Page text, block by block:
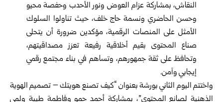
النقاش، بمشاركة عزام العوض ونور الأحدب وحفصة محيو
وحسن الحاضري ونسمة حاج خلف، حيث تناولوا السلوك
الأمثل على المنصات الرقمية، مؤكدين ضرورة أن يتحلى
صناع المحتوى بقيم أخلاقية رفيعة تعزز مصداقيتهم،
وتحافظ على ثقة جمهورهم، وتساهم في بناء مجتمع رقمي
إيجابي وآمن.
واختتم اليوم الثاني بورشة بعنوان “كيف تصنع هويتك – تصميم الهوية
الذهنية لصانع المحتوى”، بمشاركة أحمد حمو وفاطمة طيبة ولمى